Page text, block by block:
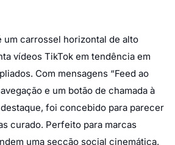
um carrossel horizontal de alto
vídeos TikTok em tendência em
Com mensagens “Feed ao
e um botão de chamada à
foi concebido para parecer
curado. Perfeito para marcas
uma secção social cinemática.